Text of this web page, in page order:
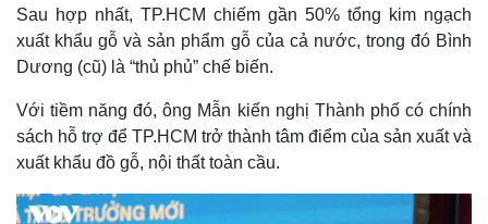
Sau hợp nhất, TP.HCM chiếm gần 50% tổng kim ngạch
xuất khẩu gỗ và sản phẩm gỗ của cả nước, trong đó Bình
Dương (cũ) là “thủ phủ” chế biến.
Với tiềm năng đó, ông Mẫn kiến nghị Thành phố có chính
sách hỗ trợ để TP.HCM trở thành tâm điểm của sản xuất và
xuất khẩu đồ gỗ, nội thất toàn cầu.